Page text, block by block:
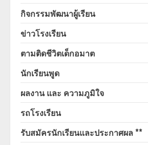
กิจกรรมพัฒนาผู้เรียน
ข่าวโรงเรียน
ตามติดชีวิตเด็กอมาต
นักเรียนพูด
ผลงาน และ ความภูมิใจ
รถโรงเรียน
รับสมัครนักเรียนและประกาศผล **